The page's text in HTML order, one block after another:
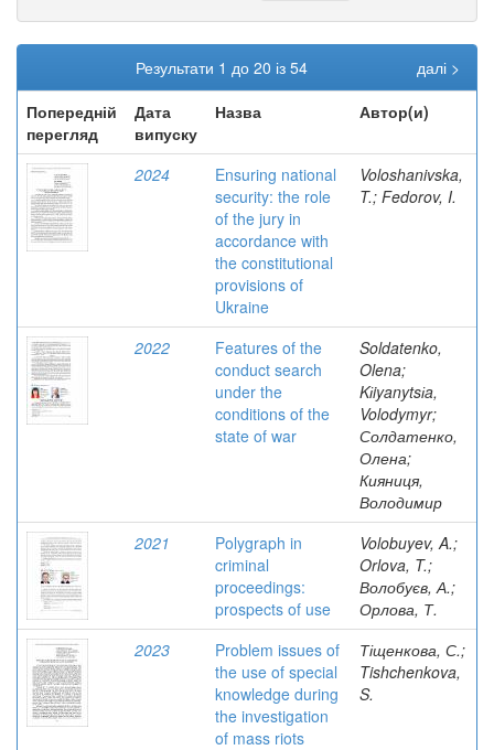
Результати 1 до 20 із 54
далі >
Попередній
перегляд
Дата
випуску
Назва Автор(и)
2024
Ensuring national
security: the role
of the jury in
accordance with
the constitutional
provisions of
Ukraine
Voloshanivska,
T.; Fedorov, I.
2022
Features of the
conduct search
under the
conditions of the
state of war
Soldatenko,
Olena;
Kіiyanytsіa,
Volodymyr;
Солдатенко,
Олена;
Кияниця,
Володимир
2021
Polygraph in
criminal
proceedings:
prospects of use
Volobuyev, A.;
Orlova, T.;
Волобуєв, А.;
Орлова, Т.
2023
Problem issues of
the use of special
knowledge during
the investigation
of mass riots
Тіщенкова, С.;
Tishchenkova,
S.